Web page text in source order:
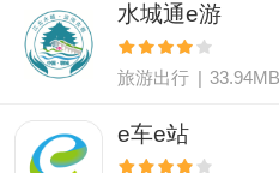
水城通e游
旅游出行 | 33.94MB
e车e站